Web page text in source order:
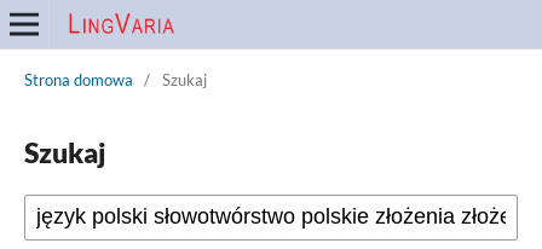
Strona domowa / Szukaj
Szukaj